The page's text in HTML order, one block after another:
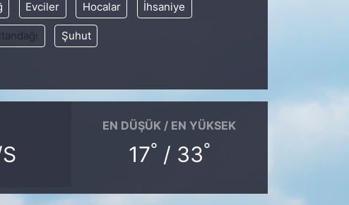
Evciler Hocalar İhsaniye
Şuhut
EN DÜŞÜK / EN YÜKSEK
17° / 33°